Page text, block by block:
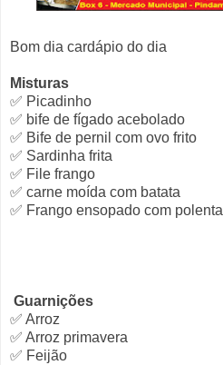
Bom dia cardápio do dia
Misturas
✅ Picadinho
✅ bife de fígado acebolado
✅ Bife de pernil com ovo frito
✅ Sardinha frita
✅ File frango
✅ carne moída com batata
✅ Frango ensopado com polenta
Guarnições
✅ Arroz
✅ Arroz primavera
✅ Feijão